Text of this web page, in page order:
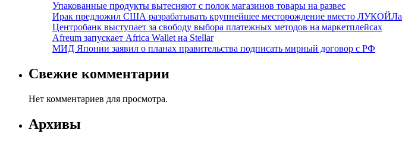
Упакованные продукты вытесняют с полок магазинов товары на развес
Ирак предложил США разрабатывать крупнейшее месторождение вместо ЛУКОЙЛа
Центробанк выступает за свободу выбора платежных методов на маркетплейсах
Afreum запускает Africa Wallet на Stellar
МИД Японии заявил о планах правительства подписать мирный договор с РФ
Свежие комментарии
Нет комментариев для просмотра.
Архивы